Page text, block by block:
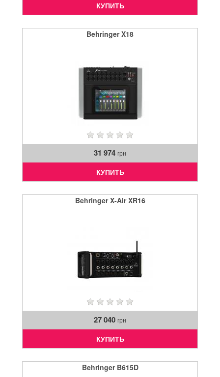
КУПИТЬ
Behringer X18
31 974 грн
КУПИТЬ
Behringer X-Air XR16
27 040 грн
КУПИТЬ
Behringer B615D